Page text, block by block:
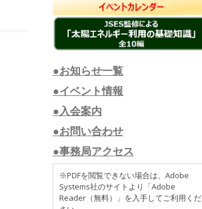
●お知らせ一覧
●イベント情報
●入会案内
●お問い合わせ
●事務局アクセス
※PDFを閲覧できない場合は、Adobe
Systems社のサイトより「Adobe
Reader（無料）」を入手してご利用くだ